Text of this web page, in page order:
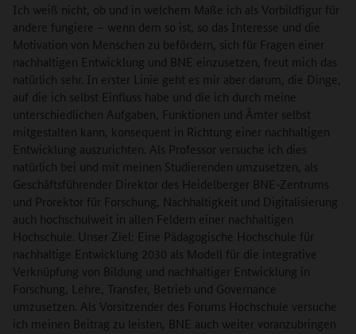
Ich weiß nicht, ob und in welchem Maße ich als Vorbildfigur für
andere fungiere – wenn dem so ist, so das Interesse und die
Motivation von Menschen zu befördern, sich für Fragen einer
nachhaltigen Entwicklung und BNE einzusetzen, freut mich das
natürlich sehr. In erster Linie geht es mir aber darum, die Dinge,
auf die ich selbst Einfluss habe und die ich durch meine
unterschiedlichen Aufgaben, Funktionen und Ämter selbst
mitgestalten kann, konsequent in Richtung einer nachhaltigen
Entwicklung auszurichten. Als Professor versuche ich dies
natürlich bei und mit meinen Studierenden umzusetzen, als
Geschäftsführender Direktor des Heidelberger BNE-Zentrums
und Prorektor für Forschung, Nachhaltigkeit und Digitalisierung
auch hochschulweit in allen Feldern einer nachhaltigen
Hochschule. Unser Ziel: Eine Pädagogische Hochschule für
nachhaltige Entwicklung 2030 als Modell für die integrative
Verknüpfung von Bildung und nachhaltiger Entwicklung in
Forschung, Lehre, Transfer, Betrieb und Governance
umzusetzen. Als Vorsitzender des Forums Hochschule versuche
ich meinen Beitrag zu leisten, BNE auch weiter voranzubringen